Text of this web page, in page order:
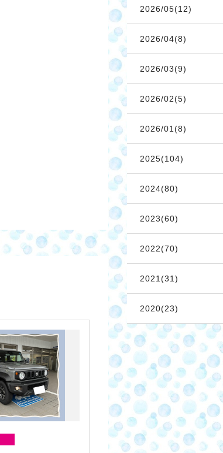
2026/05(12)
2026/04(8)
2026/03(9)
2026/02(5)
2026/01(8)
2025(104)
2024(80)
2023(60)
2022(70)
2021(31)
2020(23)